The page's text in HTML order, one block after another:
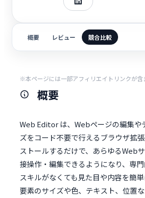
概要 レビュー 競合比較
※本ページには一部アフィリエイトリンクが含
概要
Web Editor は、Webページの編集や
ズをコード不要で行えるブラウザ拡
ストールするだけで、あらゆるWeb
接操作・編集できるようになり、専
スキルがなくても見た目や内容を簡単
要素のサイズや色、テキスト、位置